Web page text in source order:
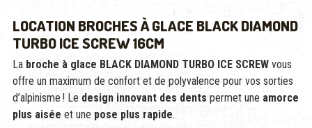
LOCATION BROCHES À GLACE BLACK DIAMOND
TURBO ICE SCREW 16CM
La broche à glace BLACK DIAMOND TURBO ICE SCREWvous
offre un maximum de confort et de polyvalence pour vos sorties
d’alpinisme ! Le design innovant des dents permet une amorce
plus aisée et une pose plus rapide.